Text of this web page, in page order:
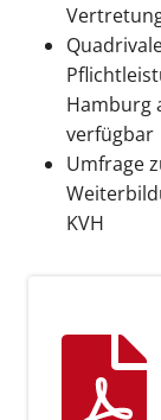
Hamburg
verfügbar
Umfrage
KVH